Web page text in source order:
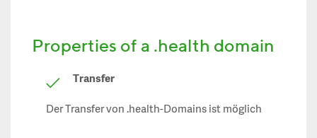
Properties of a .health domain
Transfer
Der Transfer von .health-Domains ist möglich